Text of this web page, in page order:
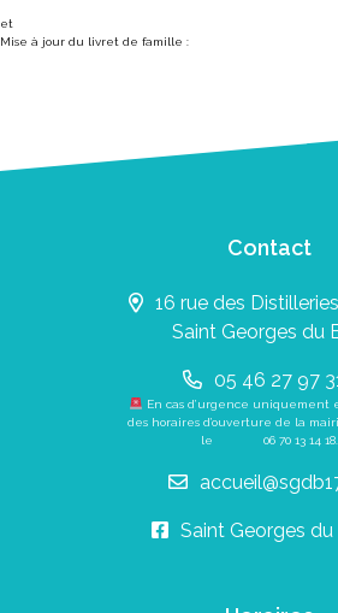
et
Mise à jour du livret de famille :
Contact
16 rue des
Saint Georges du
05 46 27 97
En cas d’urgence uniquement
des horaires d’ouverture de la
le 06 70 13 14 18
Saint Georges du